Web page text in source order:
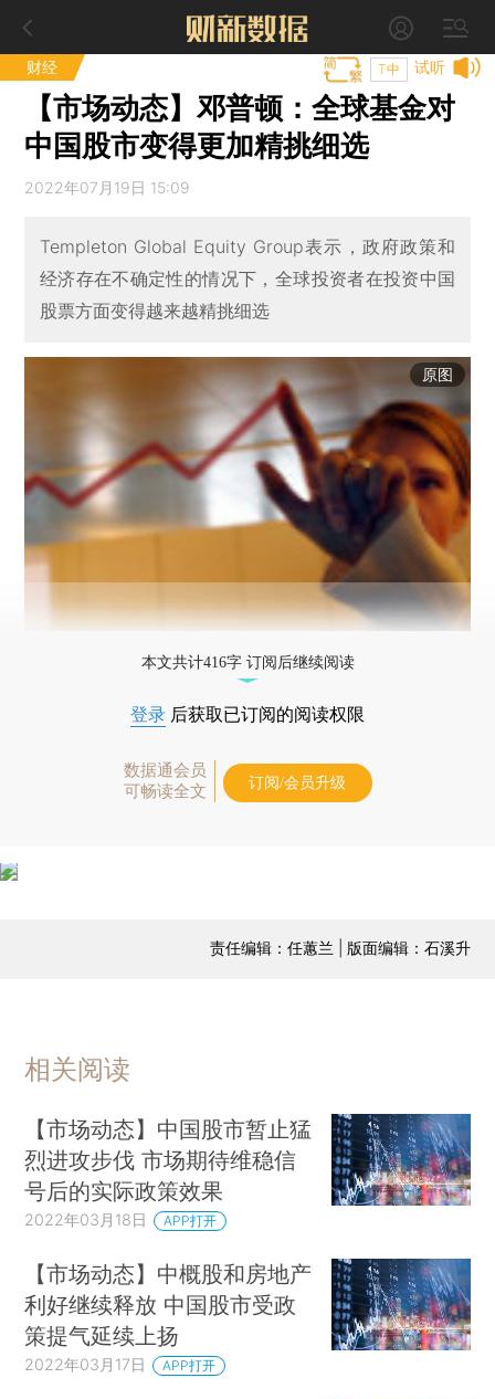
财经 试听
T中
【市场动态】邓普顿：全球基金对
中国股市变得更加精挑细选
2022年07月19日 15:09
Templeton Global Equity Group表示，政府政策和
经济存在不确定性的情况下，全球投资者在投资中国
股票方面变得越来越精挑细选
原图
本文共计416字 订阅后继续阅读
登录 后获取已订阅的阅读权限
数据通会员
可畅读全文
订阅/会员升级
责任编辑：任蕙兰 | 版面编辑：石溪升
相关阅读
【市场动态】中国股市暂止猛
烈进攻步伐 市场期待维稳信
号后的实际政策效果
2022年03月18日 APP打开
【市场动态】中概股和房地产
利好继续释放 中国股市受政
策提气延续上扬
2022年03月17日 APP打开